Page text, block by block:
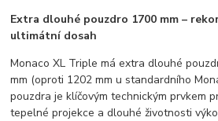
Extra dlouhé pouzdro 1700 mm –
ultimátní dosah
Monaco XL Triple má extra dlouhé
mm (oproti 1202 mm u standardního
pouzdra je klíčovým technickým prvkem
tepelné projekce a dlouhé životnosti